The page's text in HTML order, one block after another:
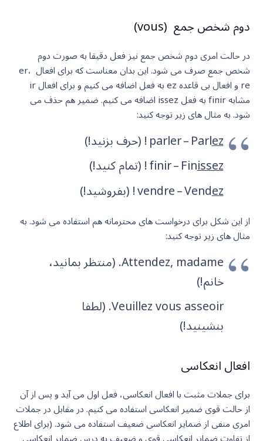
دوم شخص جمع (vous)
در حالت امری دوم شخص جمع نیز فعل دقیقا به صورت دوم
شخص جمع صرف می شود. این بدان معناست که برای افعال er،
re و افعال بی قاعده ez به فعل اضافه می کنیم و برای افعال ir
مشابه finir به فعل issez اضافه می کنیم. ضمیر هم حذف می
شود. به مثال های زیر توجه کنید:
parler – Parlez
! (حرف بزنید!)
finir – Finissez
! (تمام کنید!)
vendre – Vendez ! (بفروشید!)
از این شکل برای درخواست های محترمانه هم استفاده می شود. به
مثال های زیر توجه کنید:
Attendez, madame. (منتظر بمانید،
خانم!)
Veuillez vous asseoir. (لطفا
بنشینید!)
افعال انعکاسی
برای جملات مثبت با افعال انعکاسی، فعل اول می آید و پس از آن
از حالت قوی ضمیر انعکاسی استفاده می کنیم. در مقابل در جملات
امری منفی از ضمایر انعکاسی ضعیف استفاده می شود. (برای اطلاع